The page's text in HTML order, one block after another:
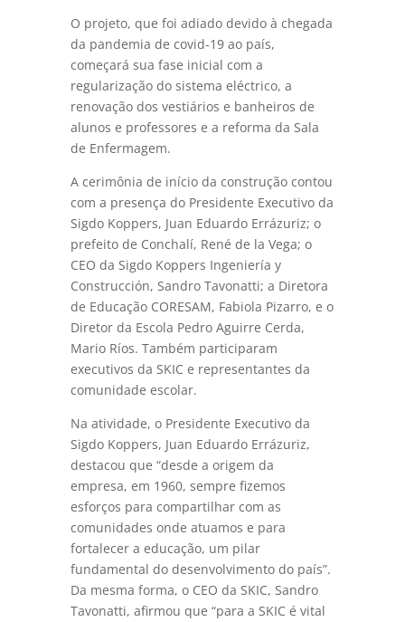
O projeto, que foi adiado devido à chegada
da pandemia de covid-19 ao país,
começará sua fase inicial com a
regularização do sistema eléctrico, a
renovação dos vestiários e banheiros de
alunos e professores e a reforma da Sala
de Enfermagem.
A cerimônia de início da construção contou
com a presença do Presidente Executivo da
Sigdo Koppers, Juan Eduardo Errázuriz; o
prefeito de Conchalí, René de la Vega; o
CEO da Sigdo Koppers Ingeniería y
Construcción, Sandro Tavonatti; a Diretora
de Educação CORESAM, Fabiola Pizarro, e o
Diretor da Escola Pedro Aguirre Cerda,
Mario Ríos. Também participaram
executivos da SKIC e representantes da
comunidade escolar.
Na atividade, o Presidente Executivo da
Sigdo Koppers, Juan Eduardo Errázuriz,
destacou que “desde a origem da
empresa, em 1960, sempre fizemos
esforços para compartilhar com as
comunidades onde atuamos e para
fortalecer a educação, um pilar
fundamental do desenvolvimento do país”.
Da mesma forma, o CEO da SKIC, Sandro
Tavonatti, afirmou que “para a SKIC é vital